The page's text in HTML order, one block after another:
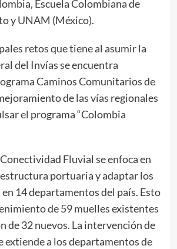
Escuela Colombiana de
y UNAM (México).
retos que tiene al asumir la
del Invías se encuentra
Caminos Comunitarios de
de las vías regionales
el programa “Colombia
Fluvial se enfoca en
portuaria y adaptar los
14 departamentos del país. Esto
de 59 muelles existentes
de 32 nuevos. La intervención de
extiende a los departamentos de